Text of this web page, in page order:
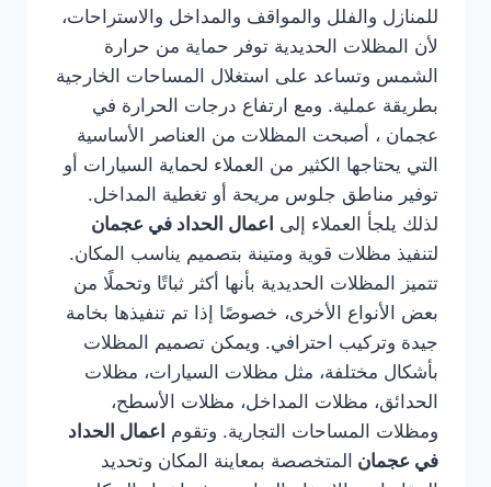
للمنازل والفلل والمواقف والمداخل والاستراحات،
لأن المظلات الحديدية توفر حماية من حرارة
الشمس وتساعد على استغلال المساحات الخارجية
بطريقة عملية. ومع ارتفاع درجات الحرارة في
عجمان ، أصبحت المظلات من العناصر الأساسية
التي يحتاجها الكثير من العملاء لحماية السيارات أو
توفير مناطق جلوس مريحة أو تغطية المداخل.
لذلك يلجأ العملاء إلى اعمال الحداد في عجمان
لتنفيذ مظلات قوية ومتينة بتصميم يناسب المكان.
تتميز المظلات الحديدية بأنها أكثر ثباتًا وتحملًا من
بعض الأنواع الأخرى، خصوصًا إذا تم تنفيذها بخامة
جيدة وتركيب احترافي. ويمكن تصميم المظلات
بأشكال مختلفة، مثل مظلات السيارات، مظلات
الحدائق، مظلات المداخل، مظلات الأسطح،
ومظلات المساحات التجارية. وتقوم اعمال الحداد
في عجمان المتخصصة بمعاينة المكان وتحديد